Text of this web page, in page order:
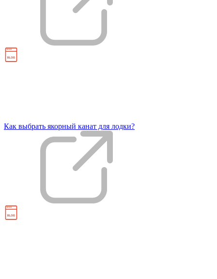
Как выбрать якорный канат для лодки?